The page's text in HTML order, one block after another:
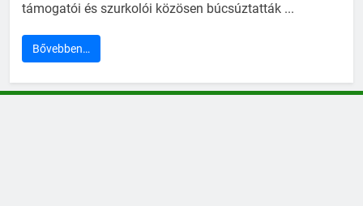
támogatói és szurkolói közösen búcsúztatták ...
Bővebben…